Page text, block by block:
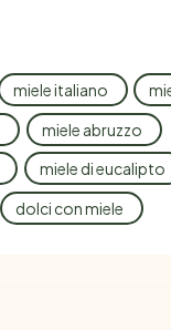
miele italiano
miele abruzzo
miele di eucalipto
dolci con miele